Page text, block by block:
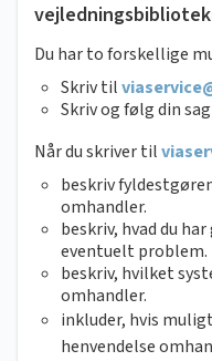
Du har to forskellige
Skriv til
Skriv og følg din
Når du skriver til
beskriv
omhandler.
beskriv, hvad du
eventuelt problem.
beskriv, hvilket
omhandler.
inkluder, hvis
henvendelse